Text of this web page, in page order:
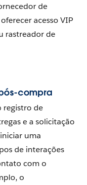
de
acesso VIP
rastreador de
compra
registro de
e a solicitação
uma
de interações
com o
o